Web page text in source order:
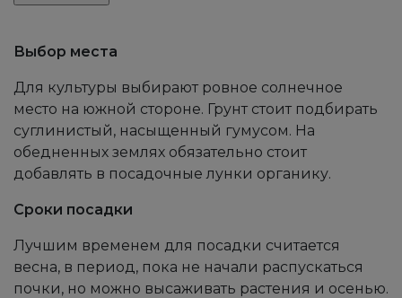
Выбор места
Для культуры выбирают ровное солнечное
место на южной стороне. Грунт стоит подбирать
суглинистый, насыщенный гумусом. На
обедненных землях обязательно стоит
добавлять в посадочные лунки органику.
Сроки посадки
Лучшим временем для посадки считается
весна, в период, пока не начали распускаться
почки, но можно высаживать растения и осенью.